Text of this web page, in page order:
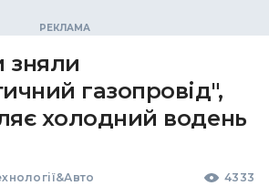
зняли
газопровід",
холодний водень
4333